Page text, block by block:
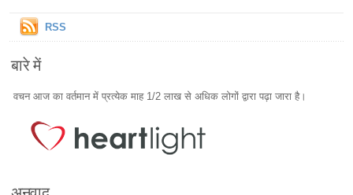
RSS
बारे में
वचन आज का वर्तमान में प्रत्येक माह 1/2 लाख से अधिक लोगों द्वारा पढ़ा जारा है।